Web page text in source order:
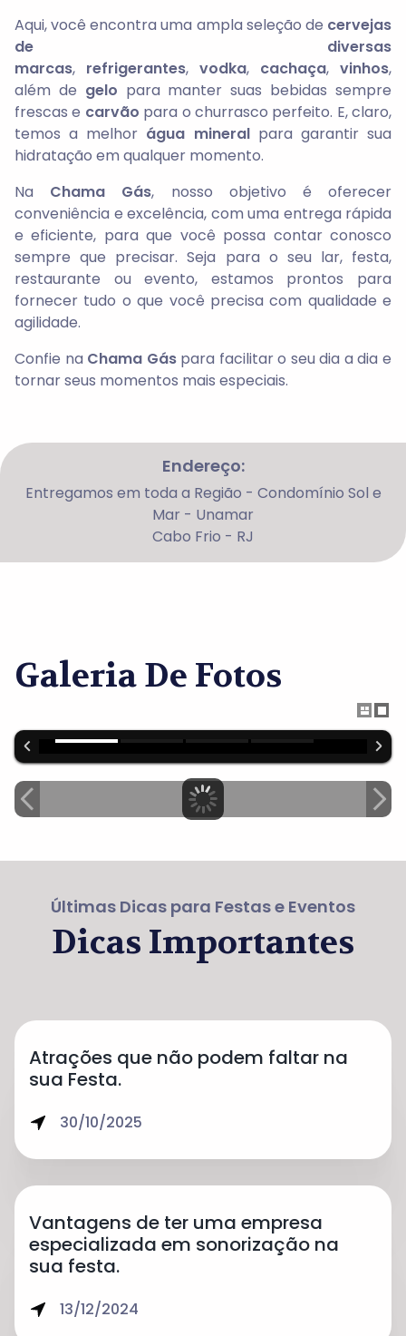
Aqui, você encontra uma ampla seleção de cervejas
de diversas
marcas, refrigerantes, vodka, cachaça, vinhos,
além de gelo para manter suas bebidas sempre
frescas e carvão para o churrasco perfeito. E, claro,
temos a melhor água mineralpara garantir sua
hidratação em qualquer momento.
Na Chama Gás, nosso objetivo é oferecer
conveniência e excelência, com uma entrega rápida
e eficiente, para que você possa contar conosco
sempre que precisar. Seja para o seu lar, festa,
restaurante ou evento, estamos prontos para
fornecer tudo o que você precisa com qualidade e
agilidade.
Confie na Chama Gáspara facilitar o seu dia a dia e
tornar seus momentos mais especiais.
Endereço:
Entregamos em toda a Região - Condomínio Sol e
Mar - Unamar
Cabo Frio - RJ
Galeria De Fotos
Últimas Dicas para Festas e Eventos
Dicas Importantes
Atrações que não podem faltar na
sua Festa.
30/10/2025
Vantagens de ter uma empresa
especializada em sonorização na
sua festa.
13/12/2024